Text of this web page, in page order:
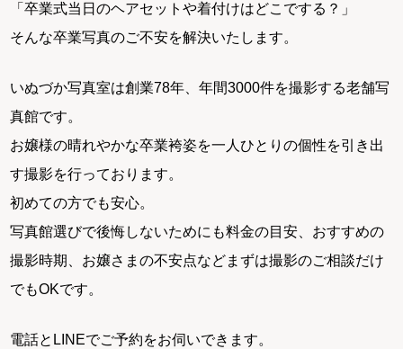
「卒業式当日のヘアセットや着付けはどこでする？」
そんな卒業写真のご不安を解決いたします。
いぬづか写真室は創業78年、年間3000件を撮影する老舗写
真館です。
お嬢様の晴れやかな卒業袴姿を一人ひとりの個性を引き出
す撮影を行っております。
初めての方でも安心。
写真館選びで後悔しないためにも料金の目安、おすすめの
撮影時期、お嬢さまの不安点などまずは撮影のご相談だけ
でもOKです。
電話とLINEでご予約をお伺いできます。